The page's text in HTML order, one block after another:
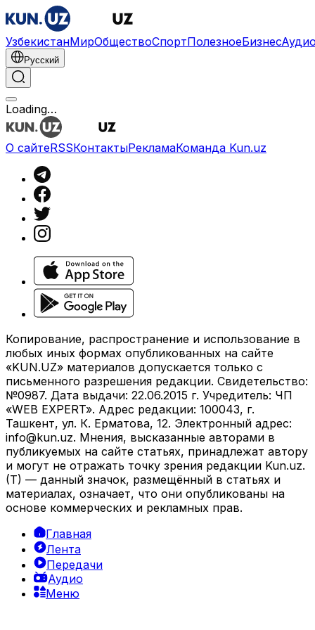
УзбекистанМирОбществоСпортПолезноеБизнес
Русский
Loading…
О сайтеRSSКонтактыРекламаКоманда Kun.uz
Копирование, распространение и использование в
любых иных формах опубликованных на сайте
«KUN.UZ» материалов допускается только с
письменного разрешения редакции. Свидетельство:
№0987. Дата выдачи: 22.06.2015 г. Учредитель: ЧП
«WEB EXPERT». Адрес редакции: 100043, г.
Ташкент, ул. К. Ерматова, 12. Электронный адрес:
info@kun.uz. Мнения, высказанные авторами в
публикуемых на сайте статьях, принадлежат автору
и могут не отражать точку зрения редакции Kun.uz.
(T) — данный значок, размещённый в статьях и
материалах, означает, что они опубликованы на
основе коммерческих и рекламных прав.
Главная
Лента
Передачи
Аудио
Меню